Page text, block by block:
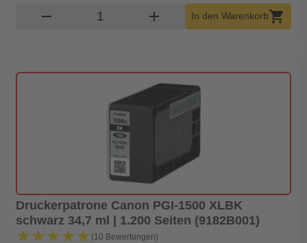
remove Produkt Warenkorb Menge
add In den Warenkorbshopping_cart
Druckerpatrone Canon PGI-1500 XLBK
schwarz 34,7 ml | 1.200 Seiten (9182B001)
★★★★★
★★★★★ (10 Bewertungen)